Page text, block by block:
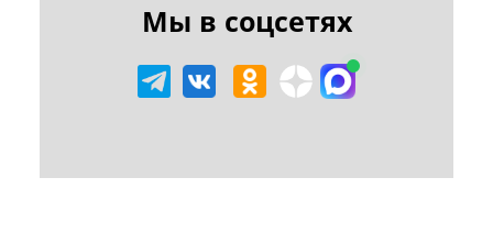
Мы в соцсетях